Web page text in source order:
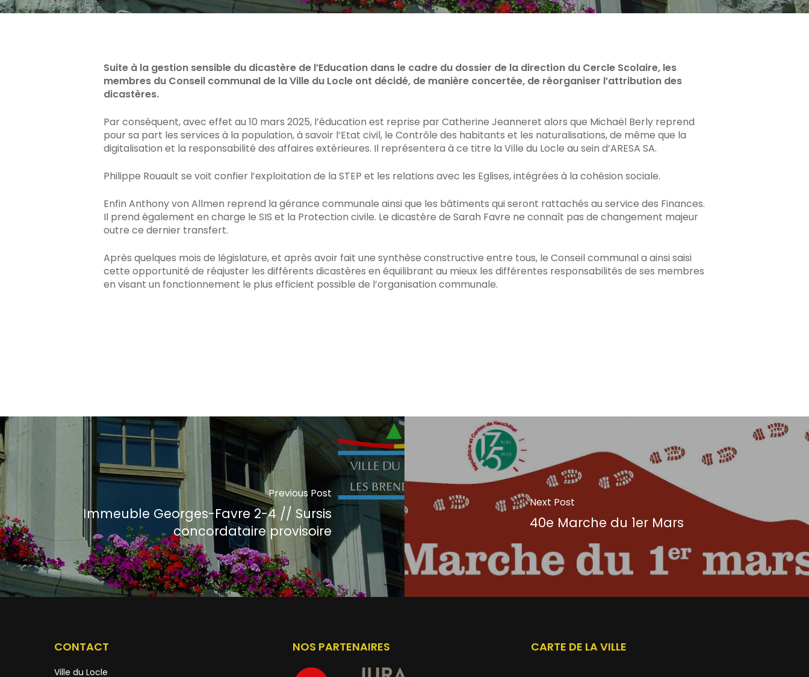
Appuyez sur Enter pour rechercher ou sur ESC pour fermer
Suite à la gestion sensible du dicastère de l’Education dans le cadre du dossier de la direction du Cercle Scolaire, les
membres du Conseil communal de la Ville du Locle ont décidé, de manière concertée, de réorganiser l’attribution des
dicastères.
Par conséquent, avec effet au 10 mars 2025, l’éducation est reprise par Catherine Jeanneret alors que Michaël Berly reprend
pour sa part les services à la population, à savoir l’Etat civil, le Contrôle des habitants et les naturalisations, de même que la
digitalisation et la responsabilité des affaires extérieures. Il représentera à ce titre la Ville du Locle au sein d’ARESA SA.
Philippe Rouault se voit confier l’exploitation de la STEP et les relations avec les Eglises, intégrées à la cohésion sociale.
Enfin Anthony von Allmen reprend la gérance communale ainsi que les bâtiments qui seront rattachés au service des Finances.
Il prend également en charge le SIS et la Protection civile. Le dicastère de Sarah Favre ne connaît pas de changement majeur
outre ce dernier transfert.
Après quelques mois de législature, et après avoir fait une synthèse constructive entre tous, le Conseil communal a ainsi saisi
cette opportunité de réajuster les différents dicastères en équilibrant au mieux les différentes responsabilités de ses membres
en visant un fonctionnement le plus efficient possible de l’organisation communale.
Previous Post
Immeuble Georges-Favre 2-4 // Sursis
concordataire provisoire
Next Post
40e Marche du 1er Mars
CONTACT
Ville du Locle
NOS PARTENAIRES CARTE DE LA VILLE